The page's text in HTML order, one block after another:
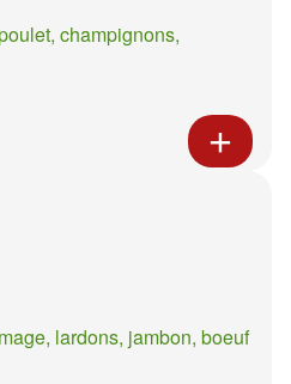
champignons,
lardons, jambon, boeuf